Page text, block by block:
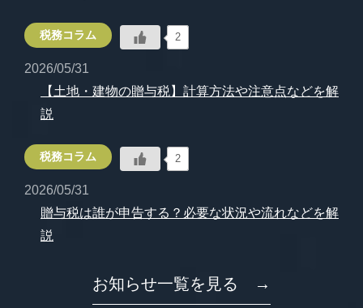
税務コラム 2
2026/05/31
【土地・建物の贈与税】計算方法や注意点などを解
説
税務コラム 2
2026/05/31
贈与税は誰が申告する？必要な状況や流れなどを解
説
お知らせ一覧を見る →